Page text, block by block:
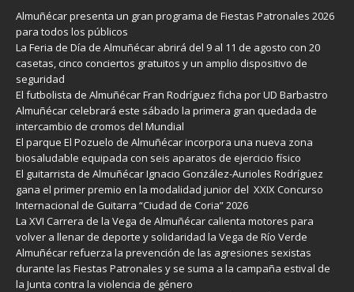
Almuñécar presenta un gran programa de Fiestas Patronales 2026
para todos los públicos
La Feria de Día de Almuñécar abrirá del 9 al 11 de agosto con 20
casetas, cinco conciertos gratuitos y un amplio dispositivo de
seguridad
El futbolista de Almuñécar Fran Rodríguez ficha por UD Barbastro
Almuñécar celebrará este sábado la primera gran quedada de
intercambio de cromos del Mundial
El parque El Pozuelo de Almuñécar incorpora una nueva zona
biosaludable equipada con seis aparatos de ejercicio físico
El guitarrista de Almuñécar Ignacio González-Aurioles Rodríguez
gana el primer premio en la modalidad junior del XXIX Concurso
Internacional de Guitarra “Ciudad de Coria” 2026
La XVI Carrera de la Vega de Almuñécar calienta motores para
volver a llenar de deporte y solidaridad la Vega de Río Verde
Almuñécar refuerza la prevención de las agresiones sexistas
durante las Fiestas Patronales y se suma a la campaña estival de
la Junta contra la violencia de género